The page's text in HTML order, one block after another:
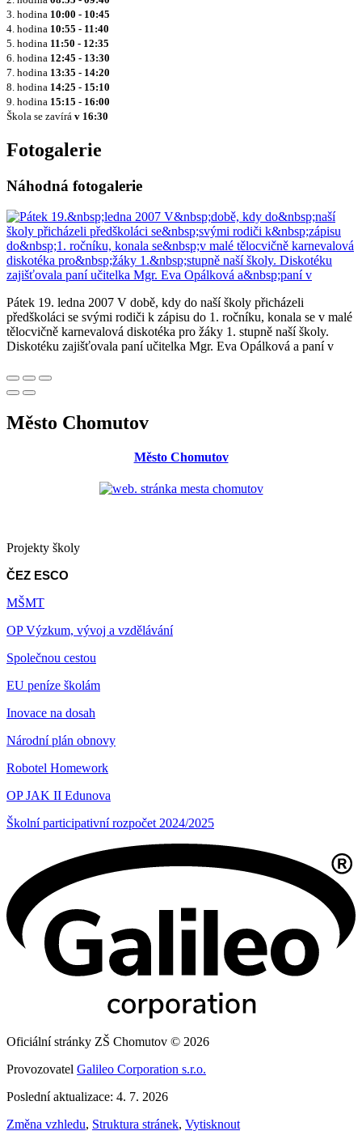
3. hodina 10:00 - 10:45
4. hodina 10:55 - 11:40
5. hodina 11:50 - 12:35
6. hodina 12:45 - 13:30
7. hodina 13:35 - 14:20
8. hodina 14:25 - 15:10
9. hodina 15:15 - 16:00
Škola se zavírá v 16:30
Fotogalerie
Náhodná fotogalerie
Pátek 19. ledna 2007 V době, kdy do naší školy přicházeli
předškoláci se svými rodiči k zápisu do 1. ročníku, konala se v malé
tělocvičně karnevalová diskotéka pro žáky 1. stupně naší školy.
Diskotéku zajišťovala paní učitelka Mgr. Eva Opálková a paní v
Město Chomutov
Město Chomutov
Projekty školy
ČEZ ESCO
MŠMT
OP Výzkum, vývoj a vzdělávání
Společnou cestou
EU peníze školám
Inovace na dosah
Národní plán obnovy
Robotel Homework
OP JAK II Edunova
Školní participativní rozpočet 2024/2025
Oficiální stránky ZŠ Chomutov © 2026
Provozovatel Galileo Corporation s.r.o.
Poslední aktualizace: 4. 7. 2026
Změna vzhledu, Struktura stránek, Vytisknout